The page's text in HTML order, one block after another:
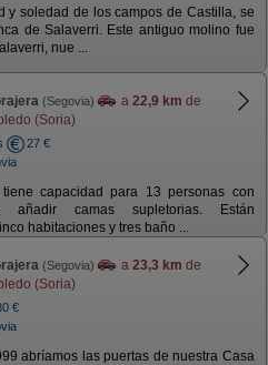
y soledad de los campos de Castilla, se
de Salaverri. Este antiguo molino fue
nue ...
(Segovia) a 22,9 km de
(Soria)
27 €
capacidad para 13 personas con
añadir camas supletorias. Están
habitaciones y tres baño ...
(Segovia) a 23,3 km de
(Soria)
€
abríamos las puertas de nuestra Casa